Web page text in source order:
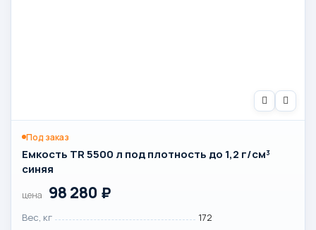
Под заказ
Емкость TR 5500 л под плотность до 1,2 г/см³
синяя
цена 98 280 ₽
Вес, кг
172